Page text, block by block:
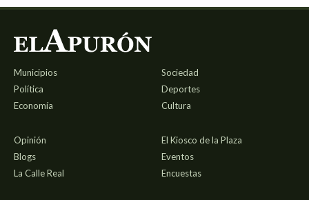
Municipios
Política
Economía
Sociedad
Deportes
Cultura
Opinión
Blogs
La Calle Real
El Kiosco de la Plaza
Eventos
Encuestas